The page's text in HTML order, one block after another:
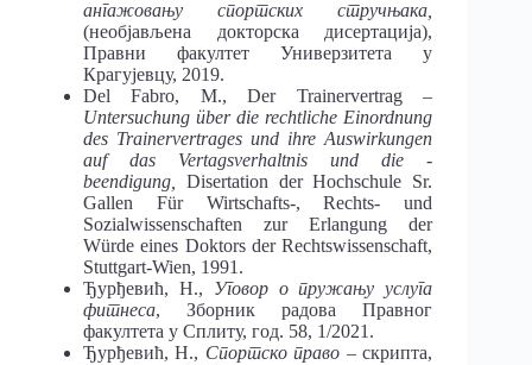
ангажовању спортских стручњака,
(необјављена докторска дисертација),
Правни факултет Универзитета у
Крагујевцу, 2019.
Del Fabro, M., Der Trainervertrag –
Untersuchung über die rechtliche Einordnung
des Trainervertrages und ihre Auswirkungen
auf das Vertagsverhaltnis und die -
beendigung,
Disertation der Hochschule Sr.
Gallen Für Wirtschafts-, Rechts- und
Sozialwissenschaften zur Erlangung der
Würde eines Doktors der Rechtswissenschaft,
Stuttgart-Wien, 1991.
Ђурђевић, Н., Уговор о пружању услуга
фитнеса, Зборник радова Правног
факултета у Сплиту, год. 58, 1/2021.
Ђурђевић, Н., Спортско право – скрипта,